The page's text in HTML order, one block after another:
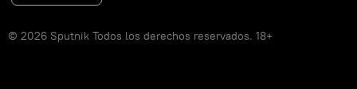
© 2026 Sputnik Todos los derechos reservados. 18+